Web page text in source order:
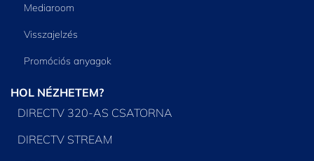
Mediaroom
Visszajelzés
Promóciós anyagok
HOL NÉZHETEM?
DIRECTV 320-AS CSATORNA
DIRECTV STREAM